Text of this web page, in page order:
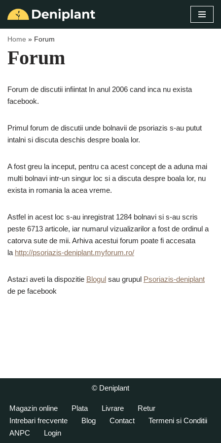
la
conținut
Home » Forum
Forum
Forum de discutii infiintat In anul 2006 cand inca nu exista
facebook.
Primul forum de discutii unde bolnavii de psoriazis s-au putut
intalni si discuta deschis despre boala lor.
A fost greu la inceput, pentru ca acest concept de a aduna mai
multi bolnavi intr-un singur loc si a discuta despre boala lor, nu
exista in romania la acea vreme.
Astfel in acest loc s-au inregistrat 1284 bolnavi si s-au scris
peste 6713 articole, iar numarul vizualizarilor a fost de ordinul a
catorva sute de mii. Arhiva acestui forum poate fi accesata
la http://psoriazis-deniplant.myforum.ro/
Astazi aveti la dispozitie Blogul sau grupul Psoriazis-deniplant
de pe facebook
© Deniplant
Magazin online Plata Livrare
Retur
Intrebari frecvente
Blog Contact
Termeni si Conditii
ANPC
Login